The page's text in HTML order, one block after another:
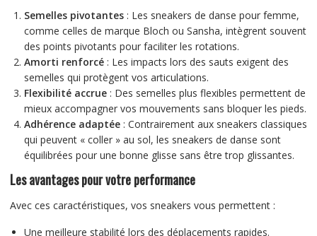
Semelles pivotantes: Les sneakers de danse pour femme,
comme celles de marque Bloch ou Sansha, intègrent souvent
des points pivotants pour faciliter les rotations.
Amorti renforcé: Les impacts lors des sauts exigent des
semelles qui protègent vos articulations.
Flexibilité accrue: Des semelles plus flexibles permettent de
mieux accompagner vos mouvements sans bloquer les pieds.
Adhérence adaptée: Contrairement aux sneakers classiques
qui peuvent « coller » au sol, les sneakers de danse sont
équilibrées pour une bonne glisse sans être trop glissantes.
Les avantages pour votre performance
Avec ces caractéristiques, vos sneakers vous permettent :
Une meilleure stabilité lors des déplacements rapides.